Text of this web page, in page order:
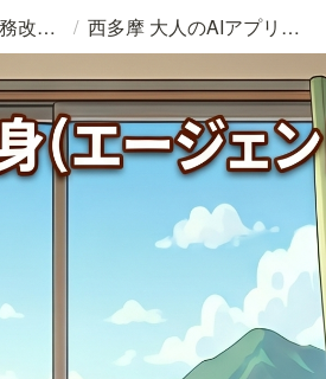
Gemini×Google連携 業務改善サービス / 西多摩 大人のAIアプリサロン